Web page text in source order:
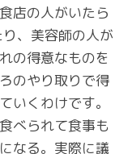
店の人がいたら
、美容師の人が
の得意なものを
のやり取りで得
いくわけです。
べられて食事も
なる。実際に議